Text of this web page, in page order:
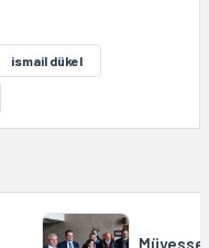
ismail dükel